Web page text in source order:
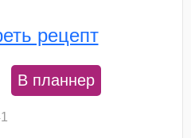
рецепт
В планнер